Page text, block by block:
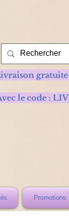
gratuite
le code :
Promotions